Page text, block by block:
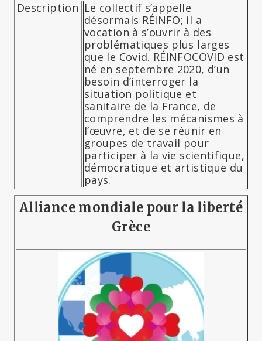
Description Le collectif s’appelle
désormais RÉINFO; il a
vocation à s’ouvrir à des
problématiques plus larges
que le Covid. RÉINFOCOVID est
né en septembre 2020, d’un
besoin d’interroger la
situation politique et
sanitaire de la France, de
comprendre les mécanismes à
l’œuvre, et de se réunir en
groupes de travail pour
participer à la vie scientifique,
démocratique et artistique du
pays.
Alliance mondiale pour la liberté
Grèce